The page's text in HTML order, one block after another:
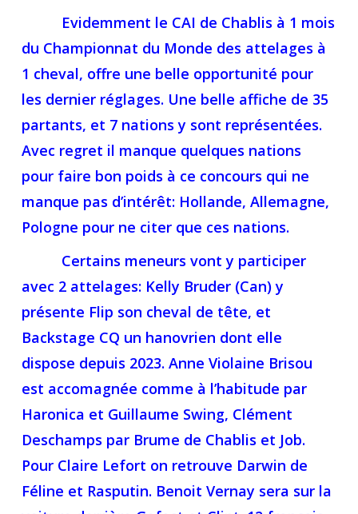
Evidemment le CAI de Chablis à 1 mois
du Championnat du Monde des attelages à
1 cheval, offre une belle opportunité pour
les dernier réglages. Une belle affiche de 35
partants, et 7 nations y sont représentées.
Avec regret il manque quelques nations
pour faire bon poids à ce concours qui ne
manque pas d’intérêt: Hollande, Allemagne,
Pologne pour ne citer que ces nations.
Certains meneurs vont y participer
avec 2 attelages: Kelly Bruder (Can) y
présente Flip son cheval de tête, et
Backstage CQ un hanovrien dont elle
dispose depuis 2023. Anne Violaine Brisou
est accomagnée comme à l’habitude par
Haronica et Guillaume Swing, Clément
Deschamps par Brume de Chablis et Job.
Pour Claire Lefort on retrouve Darwin de
Féline et Rasputin. Benoit Vernay sera sur la